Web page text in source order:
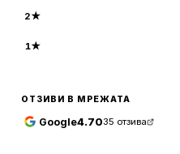
2★
1★
ОТЗИВИ В МРЕЖАТА
Google4.7035 отзива